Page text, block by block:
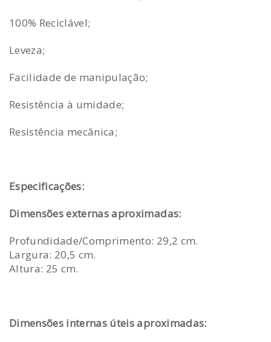
100% Reciclável;
Leveza;
Facilidade de manipulação;
Resistência à umidade;
Resistência mecânica;
Especificações:
Dimensões externas aproximadas:
Profundidade/Comprimento: 29,2 cm.
Largura: 20,5 cm.
Altura: 25 cm.
Dimensões internas úteis aproximadas: